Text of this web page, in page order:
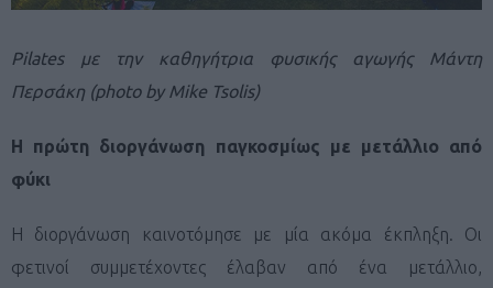
Pilates με την καθηγήτρια φυσικής αγωγής Μάντη
Περσάκη (photo by Mike Tsolis)
Η πρώτη διοργάνωση παγκοσμίως με μετάλλιο από
φύκι
Η διοργάνωση καινοτόμησε με μία ακόμα έκπληξη. Οι
φετινοί συμμετέχοντες έλαβαν από ένα μετάλλιο,